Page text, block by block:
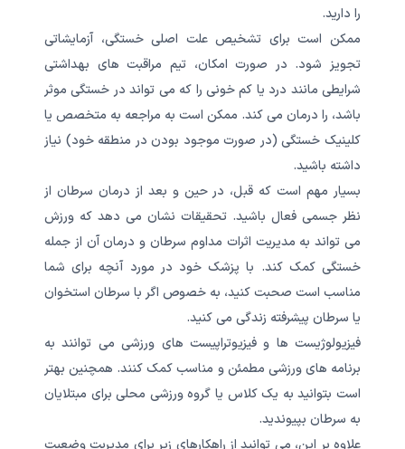
را دارید.
ممکن است برای تشخیص علت اصلی خستگی، آزمایشاتی
تجویز شود. در صورت امکان، تیم مراقبت های بهداشتی
شرایطی مانند درد یا کم خونی را که می تواند در خستگی موثر
باشد، را درمان می کند. ممکن است به مراجعه به متخصص یا
کلینیک خستگی (در صورت موجود بودن در منطقه خود) نیاز
داشته باشید.
بسیار مهم است که قبل، در حین و بعد از درمان سرطان از
نظر جسمی فعال باشید. تحقیقات نشان می دهد که ورزش
می تواند به مدیریت اثرات مداوم سرطان و درمان آن از جمله
خستگی کمک کند. با پزشک خود در مورد آنچه برای شما
مناسب است صحبت کنید، به خصوص اگر با سرطان استخوان
یا سرطان پیشرفته زندگی می کنید.
فیزیولوژیست ها و فیزیوتراپیست های ورزشی می توانند به
برنامه های ورزشی مطمئن و مناسب کمک کنند. همچنین بهتر
است بتوانید به یک کلاس یا گروه ورزشی محلی برای مبتلایان
به سرطان بپیوندید.